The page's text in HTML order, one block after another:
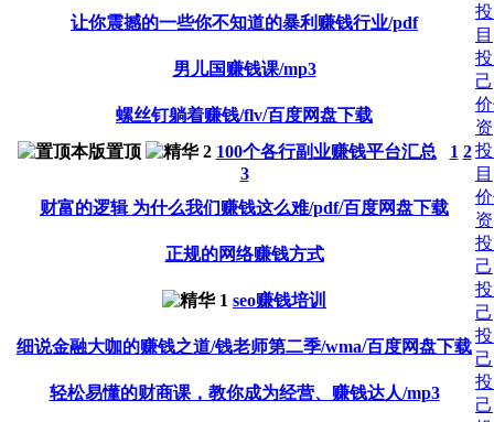
让你震撼的一些你不知道的暴利赚钱行业/pdf
目
男儿国赚钱课/mp3
己
螺丝钉躺着赚钱/flv/百度网盘下载
资
100个各行副业赚钱平台汇总
1 2
3
目
财富的逻辑 为什么我们赚钱这么难/pdf/百度网盘下载
资
正规的网络赚钱方式
己
seo赚钱培训
己
细说金融大咖的赚钱之道/钱老师第二季/wma/百度网盘下载
己
轻松易懂的财商课，教你成为经营、赚钱达人/mp3
己